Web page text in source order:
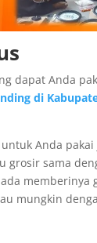
dapat Anda
di
Anda
sama
memberinya
mungkin